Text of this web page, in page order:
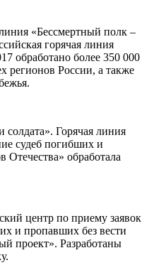
«Бессмертный полк –
горячая линия
обработано более 350 000
регионов России, а также
солдата». Горячая линия
судеб погибших и
Отечества» обработала
центр по приему заявок
и пропавших без вести
проект». Разработаны
.